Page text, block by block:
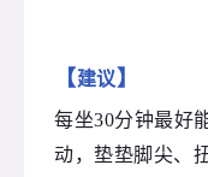
【建议 】
每坐30分钟最好
动，垫垫脚尖、